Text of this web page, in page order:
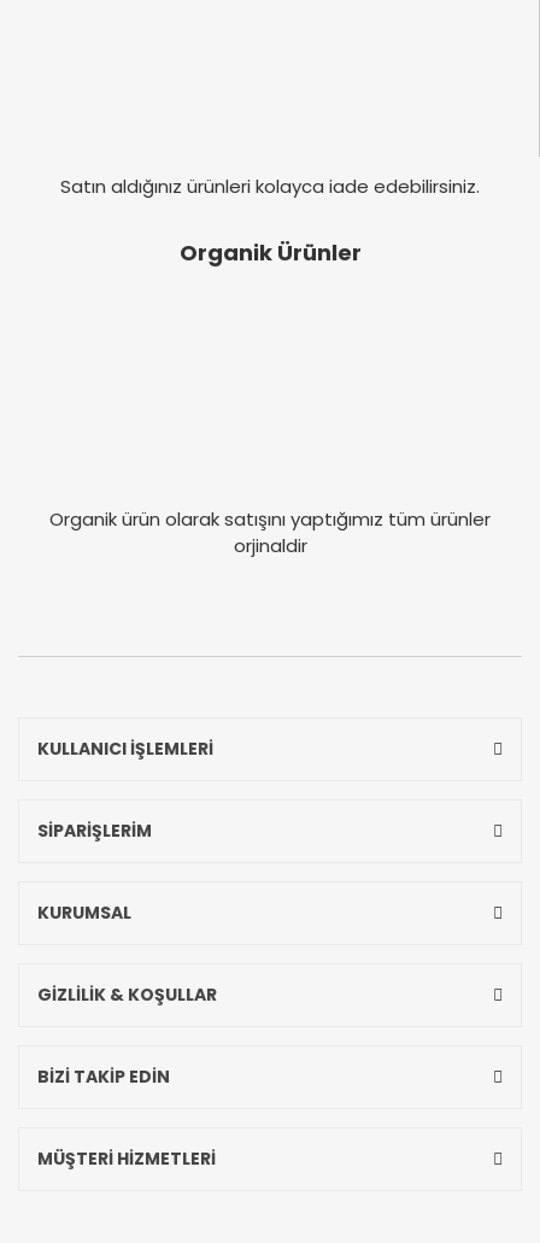
Satın aldığınız ürünleri kolayca iade edebilirsiniz.
Organik Ürünler
Organik ürün olarak satışını yaptığımız tüm ürünler
orjinaldir
KULLANICI İŞLEMLERİ
SİPARİŞLERİM
KURUMSAL
GİZLİLİK & KOŞULLAR
BİZİ TAKİP EDİN
MÜŞTERİ HİZMETLERİ